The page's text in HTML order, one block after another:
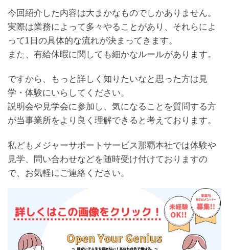
今回紹介した内容は大まかなものでしかありません。
実際は業務によって多々やることがあり、それらによ
って1日の具体的な流れが決まってきます。
また、有給休暇に関しても細かなルールがあります。
ですから、もっと詳しく知りたいなと思った方は見
学・体験にいらしてください。
説明会や見学会に参加し、気になることを質問する方
が当事業所をより良く理解できると考えております。
私どもメジャーサポートサービス那覇本社では体験や
見学、問い合わせなどを随時受け付けておりますの
で、お気軽にご連絡ください。